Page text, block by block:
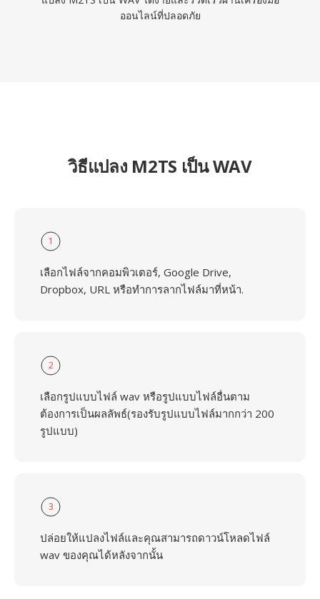
ออนไลน์ที่ปลอดภัย
วิธีแปลง M2TS เป็น WAV
1
เลือกไฟล์จากคอมพิวเตอร์, Google Drive,
Dropbox, URL หรือทำการลากไฟล์มาที่หน้า.
2
เลือกรูปแบบไฟล์ wav หรือรูปแบบไฟล์อื่นตาม
ต้องการเป็นผลลัพธ์(รองรับรูปแบบไฟล์มากกว่า 200
รูปแบบ)
3
ปล่อยให้แปลงไฟล์และคุณสามารถดาวน์โหลดไฟล์
wav ของคุณได้หลังจากนั้น